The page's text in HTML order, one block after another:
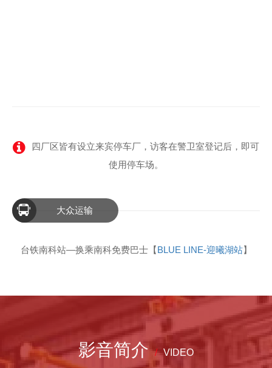
四厂区皆有设立来宾停车厂，访客在警卫室登记后，即可
使用停车场。
大众运输
台铁南科站—换乘南科免费巴士【BLUE LINE-迎曦湖站】
影音简介 VIDEO